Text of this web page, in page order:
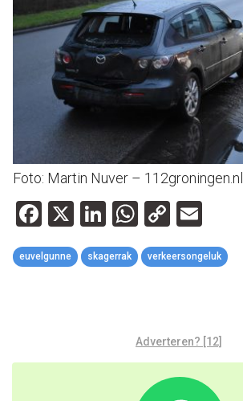
Foto: Martin Nuver – 112groningen.nl
Facebook
X LinkedIn
WhatsApp
Copy
Link
euvelgunne skagerrak verkeersongeluk
Adverteren? [12]